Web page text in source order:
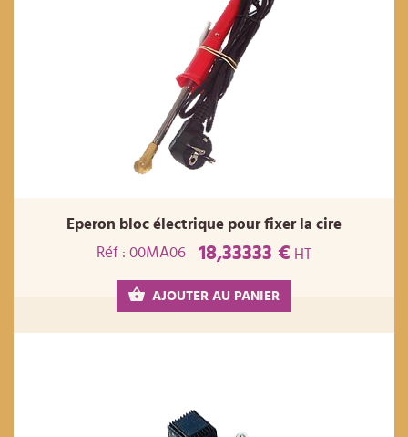
Eperon bloc électrique pour fixer la cire
Réf : 00MA06
18,33333 € HT
AJOUTER AU PANIER